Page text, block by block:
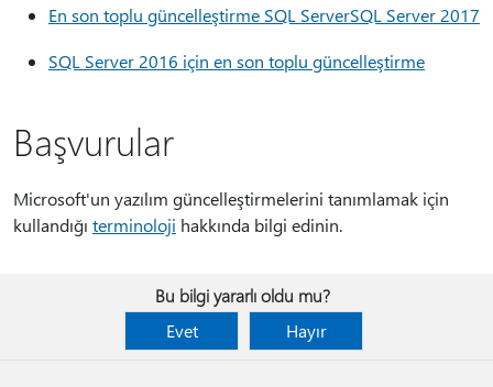
En son toplu güncelleştirme SQL ServerSQL Server 2017
SQL Server 2016 için en son toplu güncelleştirme
Başvurular
Microsoft'un yazılım güncelleştirmelerini tanımlamak için
kullandığı terminoloji hakkında bilgi edinin.
Bu bilgi yararlı oldu mu?
Evet
Hayır